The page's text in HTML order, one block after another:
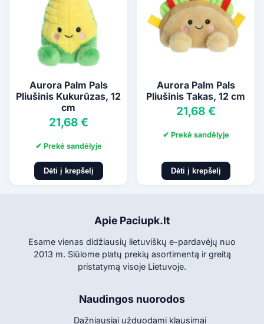
Aurora Palm Pals
Pliušinis Kukurūzas, 12
cm
21,68 €
✔ Prekė sandėlyje
Dėti į krepšelį
Aurora Palm Pals
Pliušinis Takas, 12 cm
21,68 €
✔ Prekė sandėlyje
Dėti į krepšelį
Apie Paciupk.lt
Esame vienas didžiausių lietuviškų e-pardavėjų nuo
2013 m. Siūlome platų prekių asortimentą ir greitą
pristatymą visoje Lietuvoje.
Naudingos nuorodos
Dažniausiai užduodami klausimai